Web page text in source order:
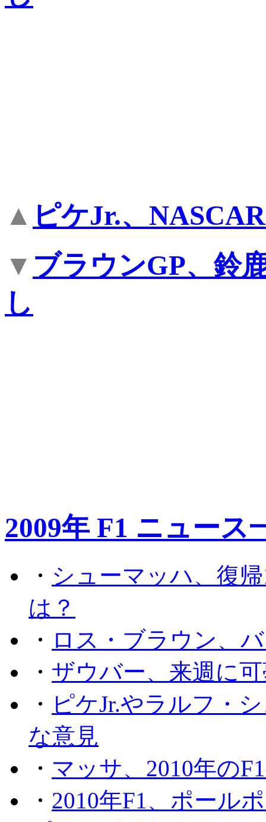
▲ ピケJr.、
▼ ブラウンGP、鈴
し
2009年 F1 ニュース
・ シューマッハ、復
は？
・ ロス・ブラウン、
・ ザウバー、来週に
・ ピケJr.やラルフ・
な意見
・ マッサ、2010年の
・ 2010年F1、ポール